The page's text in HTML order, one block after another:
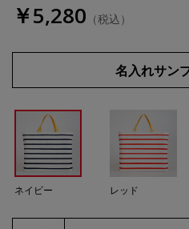
￥5,280 （税込）
名入れサン
ネイビー レッド